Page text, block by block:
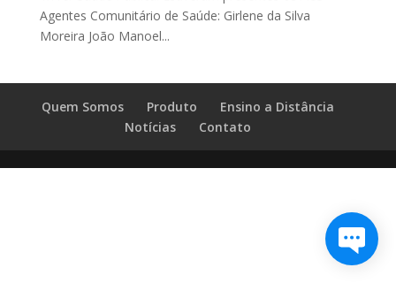
Agentes Comunitário de Saúde: Girlene da Silva
Moreira João Manoel...
Quem Somos Produto
Ensino a Distância
Notícias
Contato